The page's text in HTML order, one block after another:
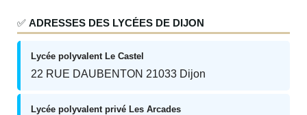
✅ ADRESSES DES LYCÉES DE DIJON
Lycée polyvalent Le Castel
22 RUE DAUBENTON 21033 Dijon
Lycée polyvalent privé Les Arcades